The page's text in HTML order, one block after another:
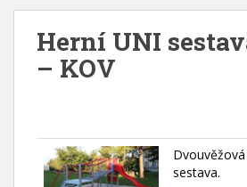
Herní UNI
– KOV
sestava.